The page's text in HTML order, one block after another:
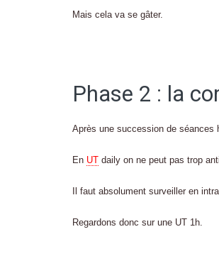
Mais cela va se gâter.
Phase 2 : la
Après une succession de séances
En UT daily on ne peut pas trop
Il faut absolument surveiller en
Regardons donc sur une UT 1h.